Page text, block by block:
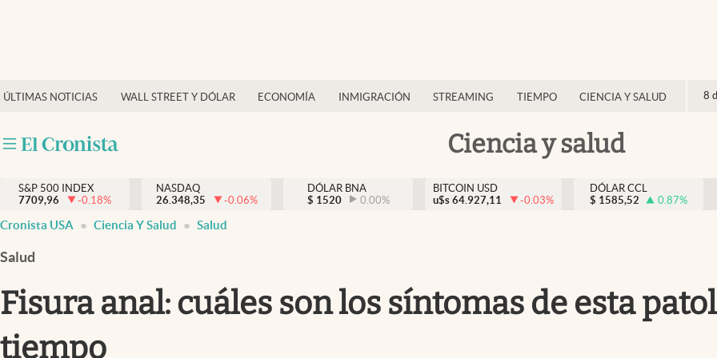
ÚLTIMAS NOTICIAS WALL STREET Y DÓLAR ECONOMÍA INMIGRACIÓN STREAMING TIEMPO CIENCIA Y SALUD 8
Ciencia y salud
Finanzas y economía
Inmigración
Trending
Streaming
PC y mobile
S&P 500 INDEX
7709,96
-0.18%
NASDAQ
26.348,35
-0.06%
DÓLAR BNA
$ 1520 0.00%
BITCOIN USD
u$s 64.927,11 -0.03%
DÓLAR CCL
$ 1585,52 0.87%
Cronista USA Ciencia Y Salud Salud
Salud
Fisura anal: cuáles son los síntomas de esta
tiempo